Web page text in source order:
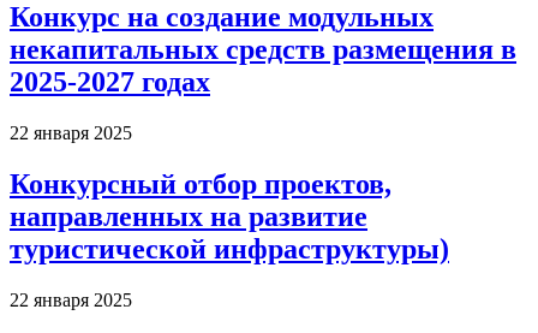
Конкурс на создание модульных
некапитальных средств размещения в
2025-2027 годах
22 января 2025
Конкурсный отбор проектов,
направленных на развитие
туристической инфраструктуры)
22 января 2025